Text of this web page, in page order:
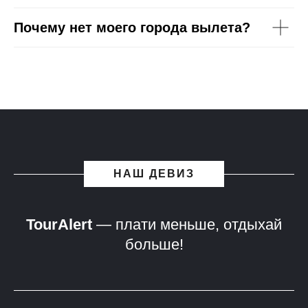
Почему нет моего города вылета?
НАШ ДЕВИЗ
TourAlert — плати меньше, отдыхай
больше!